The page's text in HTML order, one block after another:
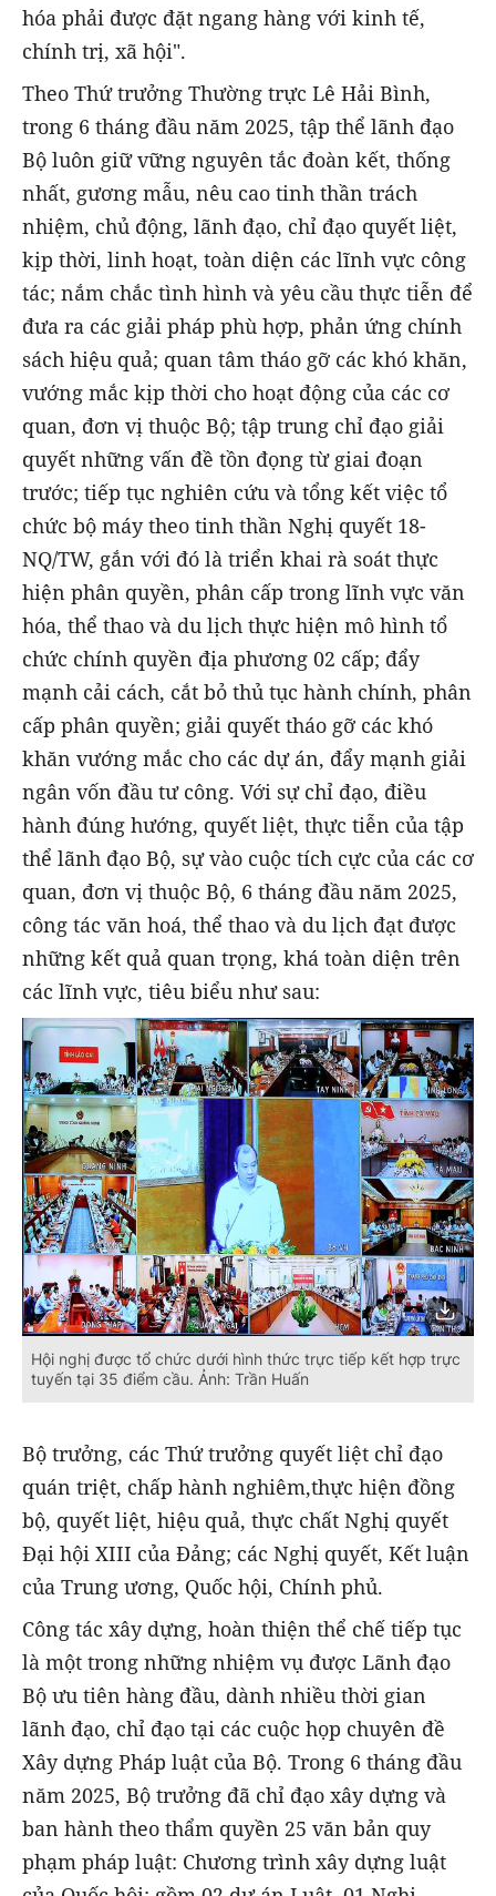
hóa phải được đặt ngang hàng với kinh tế,
chính trị, xã hội".
Theo Thứ trưởng Thường trực Lê Hải Bình,
trong 6 tháng đầu năm 2025, tập thể lãnh đạo
Bộ luôn giữ vững nguyên tắc đoàn kết, thống
nhất, gương mẫu, nêu cao tinh thần trách
nhiệm, chủ động, lãnh đạo, chỉ đạo quyết liệt,
kịp thời, linh hoạt, toàn diện các lĩnh vực công
tác; nắm chắc tình hình và yêu cầu thực tiễn để
đưa ra các giải pháp phù hợp, phản ứng chính
sách hiệu quả; quan tâm tháo gỡ các khó khăn,
vướng mắc kịp thời cho hoạt động của các cơ
quan, đơn vị thuộc Bộ; tập trung chỉ đạo giải
quyết những vấn đề tồn đọng từ giai đoạn
trước; tiếp tục nghiên cứu và tổng kết việc tổ
chức bộ máy theo tinh thần Nghị quyết 18-
NQ/TW, gắn với đó là triển khai rà soát thực
hiện phân quyền, phân cấp trong lĩnh vực văn
hóa, thể thao và du lịch thực hiện mô hình tổ
chức chính quyền địa phương 02 cấp; đẩy
mạnh cải cách, cắt bỏ thủ tục hành chính, phân
cấp phân quyền; giải quyết tháo gỡ các khó
khăn vướng mắc cho các dự án, đẩy mạnh giải
ngân vốn đầu tư công. Với sự chỉ đạo, điều
hành đúng hướng, quyết liệt, thực tiễn của tập
thể lãnh đạo Bộ, sự vào cuộc tích cực của các cơ
quan, đơn vị thuộc Bộ, 6 tháng đầu năm 2025,
công tác văn hoá, thể thao và du lịch đạt được
những kết quả quan trọng, khá toàn diện trên
các lĩnh vực, tiêu biểu như sau:
Hội nghị được tổ chức dưới hình thức trực tiếp kết hợp trực
tuyến tại 35 điểm cầu. Ảnh: Trần Huấn
Bộ trưởng, các Thứ trưởng quyết liệt chỉ đạo
quán triệt, chấp hành nghiêm,thực hiện đồng
bộ, quyết liệt, hiệu quả, thực chất Nghị quyết
Đại hội XIII của Đảng; các Nghị quyết, Kết luận
của Trung ương, Quốc hội, Chính phủ.
Công tác xây dựng, hoàn thiện thể chế tiếp tục
là một trong những nhiệm vụ được Lãnh đạo
Bộ ưu tiên hàng đầu, dành nhiều thời gian
lãnh đạo, chỉ đạo tại các cuộc họp chuyên đề
Xây dựng Pháp luật của Bộ. Trong 6 tháng đầu
năm 2025, Bộ trưởng đã chỉ đạo xây dựng và
ban hành theo thẩm quyền 25 văn bản quy
phạm pháp luật: Chương trình xây dựng luật